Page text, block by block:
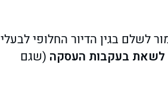
לשלם בגין הדיור החלופי לבעלי
לשאת בעקבות העסקה (שגם